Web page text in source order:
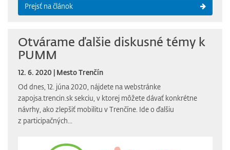
Prejsť na článok
Otvárame ďalšie diskusné témy k
PUMM
12. 6. 2020 | Mesto Trenčín
Od dnes, 12. júna 2020, nájdete na webstránke
zapojsa.trencin.sk sekciu, v ktorej môžete dávať konkrétne
návrhy, ako zlepšiť mobilitu v Trenčíne. Ide o ďalšiu
z participačných...